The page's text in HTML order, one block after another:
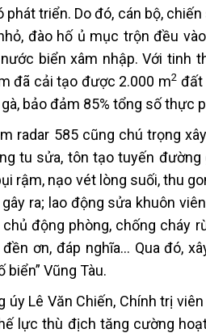
phát triển. Do đó, cán bộ,
đào hố ủ mục trộn đều
biển xâm nhập. Với tinh
đã cải tạo được 2.000 m2 đất
bảo đảm 85% tổng số thực
radar 585 cũng chú trọng
tu sửa, tôn tạo tuyến
rậm, nạo vét lòng suối, thu
ra; lao động sửa khuôn
chủ động phòng, chống cháy
ơn, đáp nghĩa… Qua đó,
biển” Vũng Tàu.
úy Lê Văn Chiến, Chính trị
lực thù địch tăng cường